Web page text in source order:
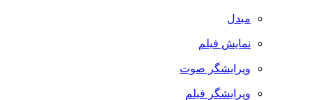
مبدل
نمایش فیلم
ویرایشگر صوت
ویرایشگر فیلم